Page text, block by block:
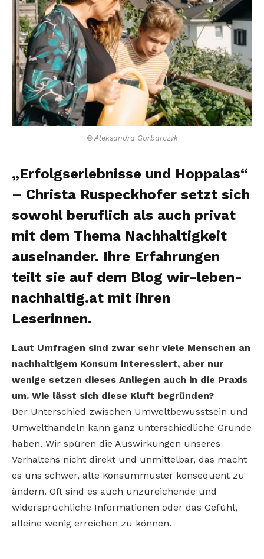
© Aleksandra Garbarczyk
„Erfolgserlebnisse und Hoppalas“
– Christa Ruspeckhofer setzt sich
sowohl beruflich als auch privat
mit dem Thema Nachhaltigkeit
auseinander. Ihre Erfahrungen
teilt sie auf dem Blog wir-leben-
nachhaltig.at mit ihren
Leserinnen.
Laut Umfragen sind zwar sehr viele Menschen an
nachhaltigem Konsum interessiert, aber nur
wenige setzen dieses Anliegen auch in die Praxis
um. Wie lässt sich diese Kluft begründen?
Der Unterschied zwischen Umweltbewusstsein und
Umwelthandeln kann ganz unterschiedliche Gründe
haben. Wir spüren die Auswirkungen unseres
Verhaltens nicht direkt und unmittelbar, das macht
es uns schwer, alte Konsummuster konsequent zu
ändern. Oft sind es auch unzureichende und
widersprüchliche Informationen oder das Gefühl,
alleine wenig erreichen zu können.